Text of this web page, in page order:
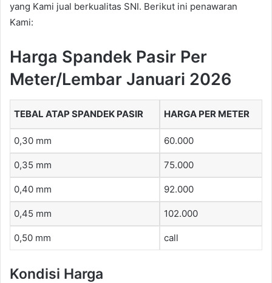
yang Kami jual berkualitas SNI. Berikut ini penawaran
Kami:
Harga Spandek Pasir Per
Meter/Lembar Januari 2026
TEBAL ATAP SPANDEK PASIR HARGA PER METER
0,30 mm 60.000
0,35 mm 75.000
0,40 mm 92.000
0,45 mm 102.000
0,50 mm call
Kondisi Harga